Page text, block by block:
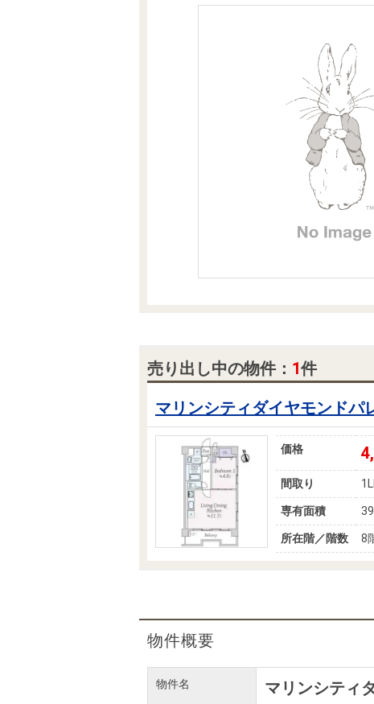
売り出し中の物件： 1件
マリンシティダイヤモンドパ
価格
間取り
専有面積
所在階／階数 8
物件概要
物件名 マリンシティ